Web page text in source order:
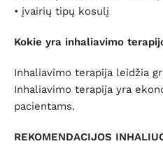
• įvairių tipų kosulį
Kokie yra inhaliavimo
Inhaliavimo terapija leidžia
Inhaliavimo terapija yra
pacientams.
REKOMENDACIJOS